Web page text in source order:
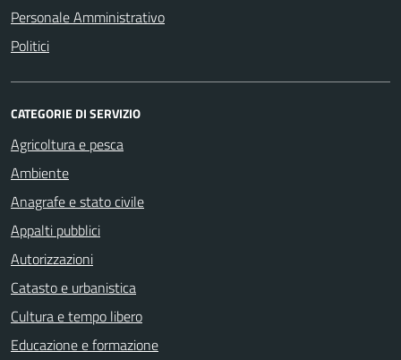
Personale Amministrativo
Politici
CATEGORIE DI SERVIZIO
Agricoltura e pesca
Ambiente
Anagrafe e stato civile
Appalti pubblici
Autorizzazioni
Catasto e urbanistica
Cultura e tempo libero
Educazione e formazione